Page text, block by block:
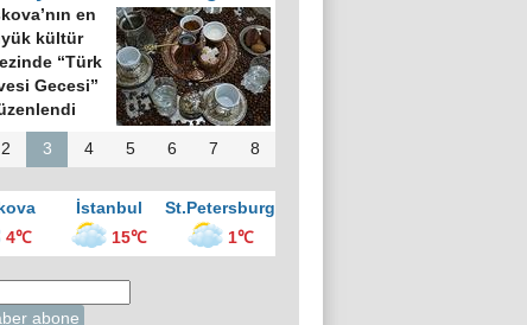
en
kültür
“Türk
Gecesi”
2 3 4 5 6 7 8
İstanbul
St.Petersburg
4℃
15℃ 1℃